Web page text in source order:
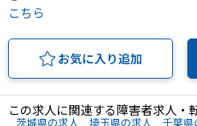
こちら
お気に入り追加
この求人に関連する障害者求人・
茨城県の求人 埼玉県の求人 千葉県
ソーシャルファームサービス
しいたけ生産で実現する
新しい障害者雇用支援サービス